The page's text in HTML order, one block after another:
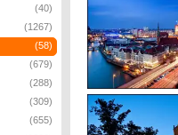
(40)
(1267)
(58)
(679)
(288)
(309)
(655)